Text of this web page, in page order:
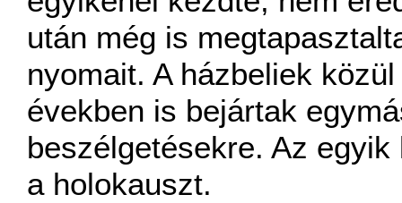
után még is
nyomait. A házbeliek
években is bejártak
beszélgetésekre. Az
a holokauszt.